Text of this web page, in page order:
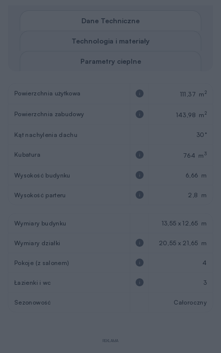
Dane Techniczne
Technologia i materiały
Parametry cieplne
Powierzchnia użytkowa 111,37 m2
Powierzchnia zabudowy 143,98 m2
Kąt nachylenia dachu 30°
Kubatura 764 m3
Wysokość budynku 6,66 m
Wysokość parteru 2,8 m
Wymiary budynku 13,55 x 12,65 m
Wymiary działki 20,55 x 21,65 m
Pokoje (z salonem) 4
Łazienki i wc 3
Sezonowość Całoroczny
REKLAMA